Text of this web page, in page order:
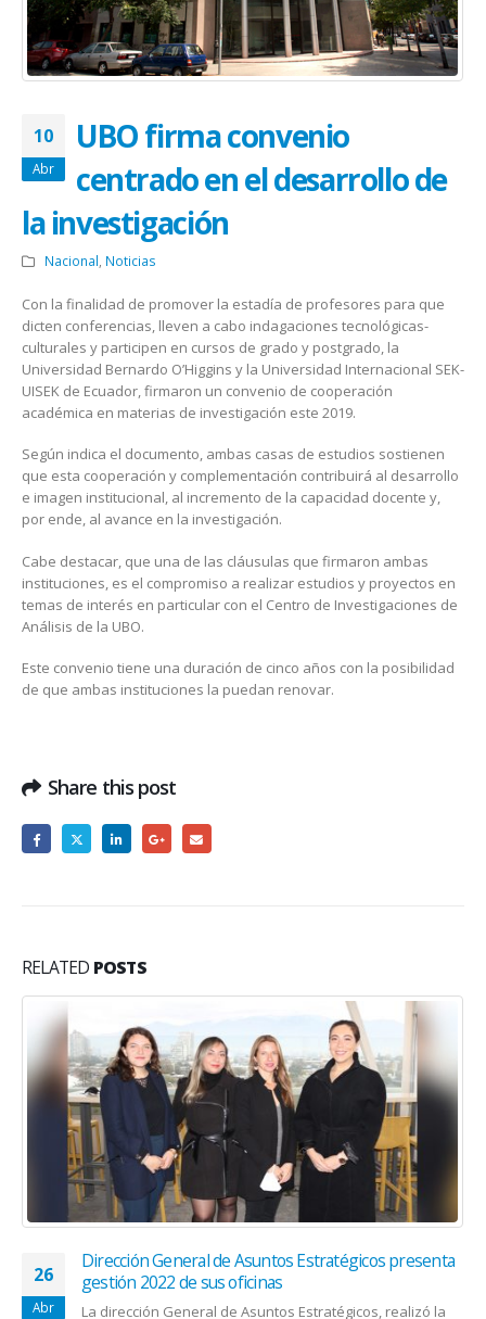
10
Abr
UBO firma convenio
centrado en el desarrollo de
la investigación
Nacional Noticias
Con la finalidad de promover la estadía de profesores para que
dicten conferencias, lleven a cabo indagaciones tecnológicas-
culturales y participen en cursos de grado y postgrado, la
Universidad Bernardo O’Higgins y la Universidad Internacional SEK-
UISEK de Ecuador, firmaron un convenio de cooperación
académica en materias de investigación este 2019.
Según indica el documento, ambas casas de estudios sostienen
que esta cooperación y complementación contribuirá al desarrollo
e imagen institucional, al incremento de la capacidad docente y,
por ende, al avance en la investigación.
Cabe destacar, que una de las cláusulas que firmaron ambas
instituciones, es el compromiso a realizar estudios y proyectos en
temas de interés en particular con el Centro de Investigaciones de
Análisis de la UBO.
Este convenio tiene una duración de cinco años con la posibilidad
de que ambas instituciones la puedan renovar.
Share this post
RELATED POSTS
26
Abr
Dirección General de Asuntos Estratégicos presenta
gestión 2022 de sus oficinas
La dirección General de Asuntos Estratégicos, realizó la